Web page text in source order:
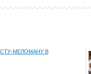
МЕЛОМАНУ В